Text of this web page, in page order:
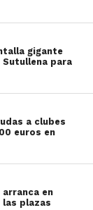
gigante
para
a clubes
euros en
arranca en
las plazas